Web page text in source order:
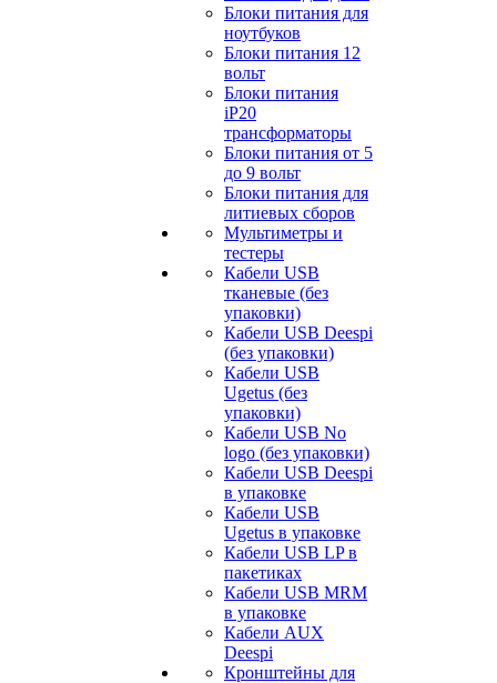
Блоки питания для
ноутбуков
Блоки питания 12
вольт
Блоки питания
iP20
трансформаторы
Блоки питания от 5
до 9 вольт
Блоки питания для
литиевых сборов
Мультиметры и
тестеры
Кабели USB
тканевые (без
упаковки)
Кабели USB Deespi
(без упаковки)
Кабели USB
Ugetus (без
упаковки)
Кабели USB No
logo (без упаковки)
Кабели USB Deespi
в упаковке
Кабели USB
Ugetus в упаковке
Кабели USB LP в
пакетиках
Кабели USB MRM
в упаковке
Кабели AUX
Deespi
Кронштейны для